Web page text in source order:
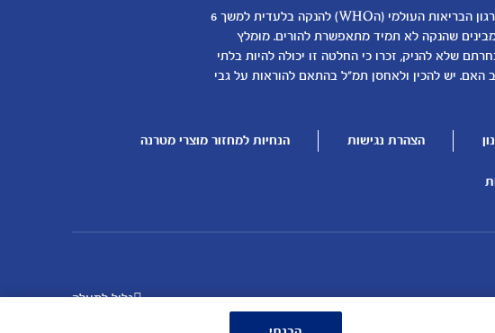
שמות
התפתחות וגדילת התינוק
לתינוקות
אנחנו מאמינים שהנקה היא ההתחלה התזונתית הטובה ביותר לתינוקות ותומכים באופן מלא בהמלצת ארגון הבריאות העולמי (הWHO) להנקה בלעדית למשך 6
מבינים שהנקה לא תמיד מתאפשרת להורים. מומלץ
שלא להניק, זכרו כי החלטה זו יכולה להיות בלתי
יש להכין ולאחסן תמ"ל בהתאם להוראות על גבי
הצהרת נגישות הנחיות למחזור מוצרי מטרנה
גלול למעלה